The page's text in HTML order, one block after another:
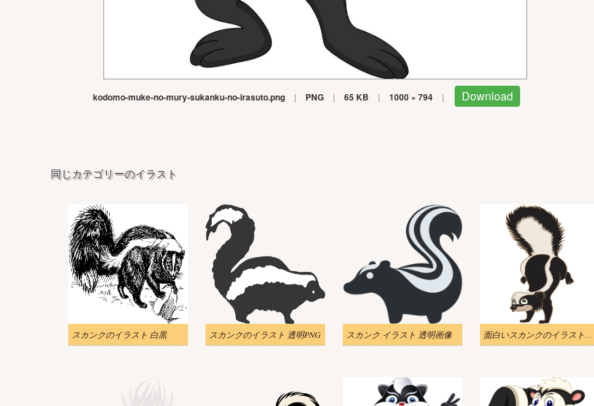
kodomo-muke-no-mury-sukanku-no-irasuto.png | PNG | 65 KB | 1000 × 794 | Download
同じカテゴリーのイラスト
スカンクのイラスト 白黒 スカンクのイラスト 透明PNG スカンク イラスト 透明画像 面白いスカンクのイラストかわいい